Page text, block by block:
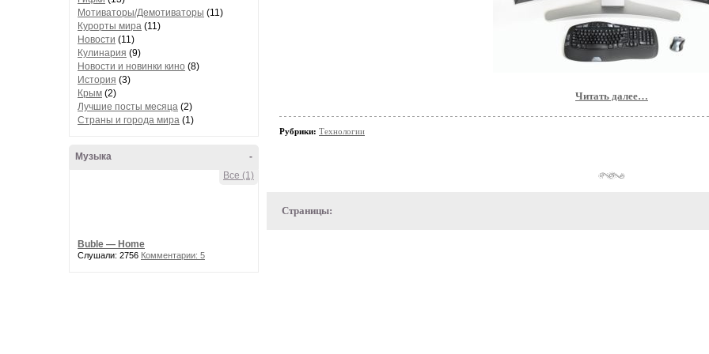
Мотиваторы/Демотиваторы (11)
Курорты мира (11)
Новости (11)
Кулинария (9)
Новости и новинки кино (8)
История (3)
Крым (2)
Лучшие посты месяца (2)
Страны и города мира (1)
-
Музыка
Все (1)
Buble — Home
Слушали: 2756 Комментарии: 5
Читать далее…
Рубрики: Технологии
Страницы: